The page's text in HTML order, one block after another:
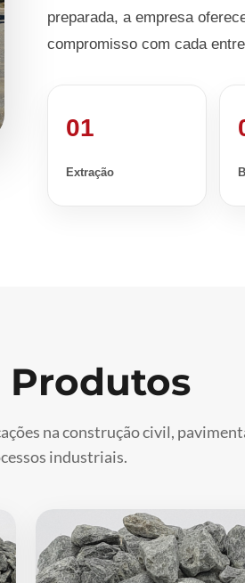
preparada, a empresa
compromisso com cada
01
Extração
Produtos
na construção civil,
industriais.